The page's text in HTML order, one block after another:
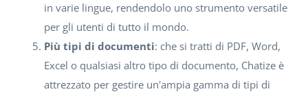
in varie lingue, rendendolo uno strumento versatile
per gli utenti di tutto il mondo.
Più tipi di documenti: che si tratti di PDF, Word,
Excel o qualsiasi altro tipo di documento, Chatize è
attrezzato per gestire un'ampia gamma di tipi di